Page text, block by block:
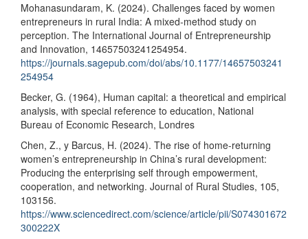
Mohanasundaram, K. (2024). Challenges faced by women
entrepreneurs in rural India: A mixed-method study on
perception. The International Journal of Entrepreneurship
and Innovation, 14657503241254954.
https://journals.sagepub.com/doi/abs/10.1177/14657503241
254954
Becker, G. (1964), Human capital: a theoretical and empirical
analysis, with special reference to education, National
Bureau of Economic Research, Londres
Chen, Z., y Barcus, H. (2024). The rise of home-returning
women’s entrepreneurship in China’s rural development:
Producing the enterprising self through empowerment,
cooperation, and networking. Journal of Rural Studies, 105,
103156.
https://www.sciencedirect.com/science/article/pii/S074301672
300222X